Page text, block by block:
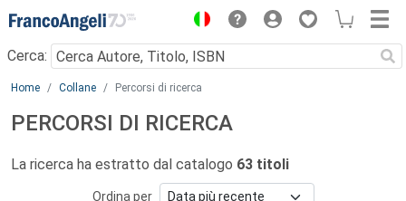
Menu
Cerca:
Main content
Home Collane Percorsi di ricerca
PERCORSI DI RICERCA
La ricerca ha estratto dal catalogo 63 titoli
Ordina per